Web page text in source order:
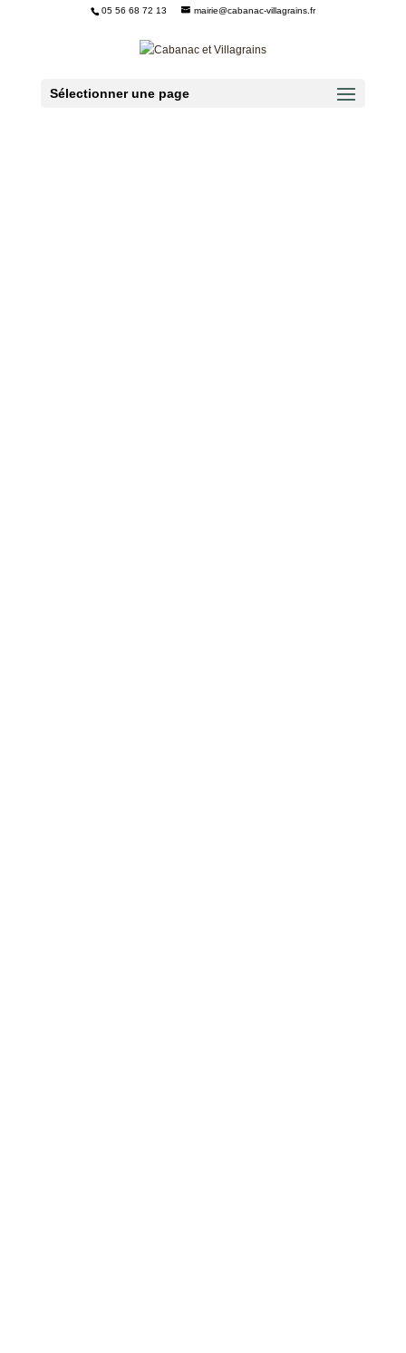
05 56 68 72 13 mairie@cabanac-villagrains.fr
Sélectionner une page